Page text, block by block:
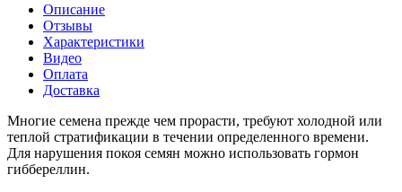
Описание
Отзывы
Характеристики
Видео
Оплата
Доставка
Многие семена прежде чем прорасти, требуют холодной или
теплой стратификации в течении определенного времени.
Для нарушения покоя семян можно использовать гормон
гиббереллин.